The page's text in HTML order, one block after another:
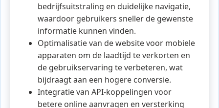
bedrijfsuitstraling en duidelijke navigatie,
waardoor gebruikers sneller de gewenste
informatie kunnen vinden.
Optimalisatie van de website voor mobiele
apparaten om de laadtijd te verkorten en
de gebruikservaring te verbeteren, wat
bijdraagt aan een hogere conversie.
Integratie van API-koppelingen voor
betere online aanvragen en versterking